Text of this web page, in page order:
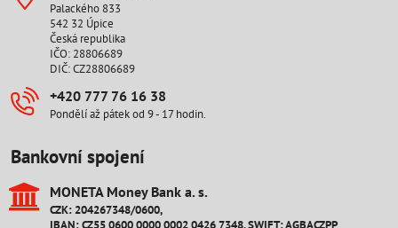
Palackého 833
542 32 Úpice
Česká republika
IČO: 28806689
DIČ: CZ28806689
+420 777 76 16 38
Pondělí až pátek od 9 - 17 hodin.
Bankovní spojení
MONETA Money Bank a​. s​.
CZK: 204267348/0600,
IBAN: CZ55 0600 0000 0002 0426 7348, SWIFT: AGBACZPP